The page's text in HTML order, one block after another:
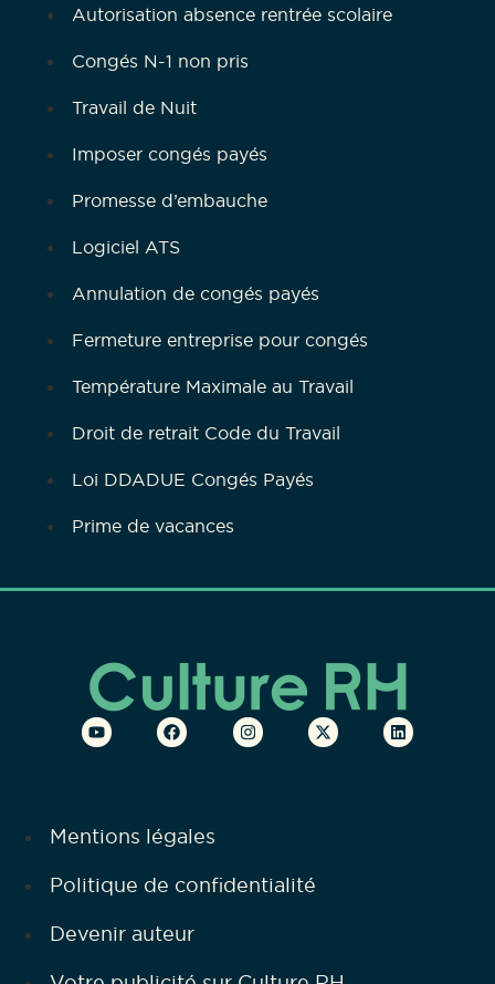
Autorisation absence rentrée scolaire
Congés N-1 non pris
Travail de Nuit
Imposer congés payés
Promesse d’embauche
Logiciel ATS
Annulation de congés payés
Fermeture entreprise pour congés
Température Maximale au Travail
Droit de retrait Code du Travail
Loi DDADUE Congés Payés
Prime de vacances
Mentions légales
Politique de confidentialité
Devenir auteur